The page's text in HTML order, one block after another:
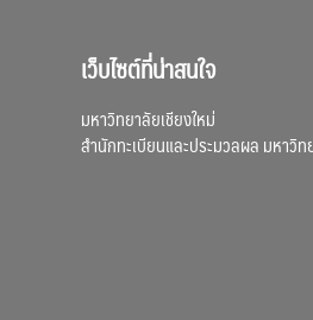
เว็บไซต์ที่น่าสนใจ
มหาวิทยาลัยเชียงใหม่
สำนักทะเบียนและประมวลผล มหาวิท